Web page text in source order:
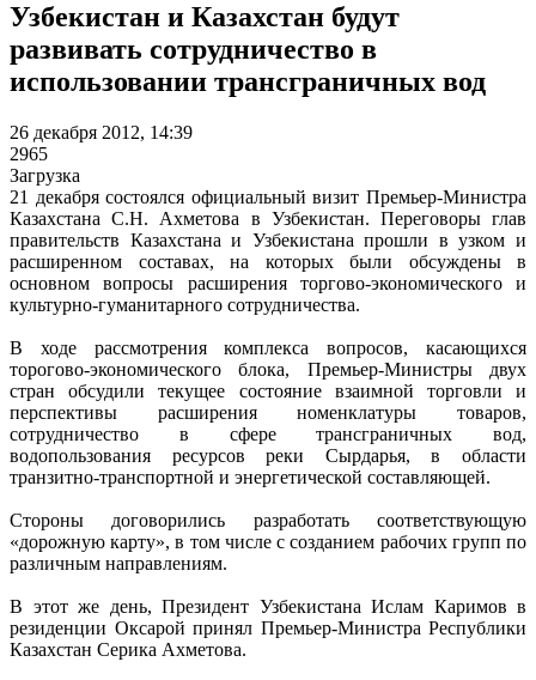
Узбекистан и Казахстан будут
развивать сотрудничество в
использовании трансграничных вод
26 декабря 2012, 14:39
2965
Загрузка
21 декабря состоялся официальный визит Премьер-Министра
Казахстана С.Н. Ахметова в Узбекистан. Переговоры глав
правительств Казахстана и Узбекистана прошли в узком и
расширенном составах, на которых были обсуждены в
основном вопросы расширения торгово-экономического и
культурно-гуманитарного сотрудничества.
В ходе рассмотрения комплекса вопросов, касающихся
торогово-экономического блока, Премьер-Министры двух
стран обсудили текущее состояние взаимной торговли и
перспективы расширения номенклатуры товаров,
сотрудничество в сфере трансграничных вод,
водопользования ресурсов реки Сырдарья, в области
транзитно-транспортной и энергетической составляющей.
Стороны договорились разработать соответствующую
«дорожную карту», в том числе с созданием рабочих групп по
различным направлениям.
В этот же день, Президент Узбекистана Ислам Каримов в
резиденции Оксарой принял Премьер-Министра Республики
Казахстан Серика Ахметова.